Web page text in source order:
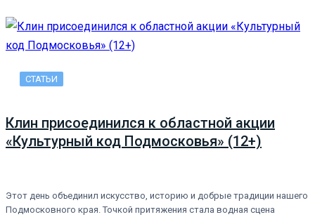
СТАТЬИ
Клин присоединился к областной акции
«Культурный код Подмосковья» (12+)
Этот день объединил искусство, историю и добрые традиции нашего
Подмосковного края. Точкой притяжения стала водная сцена